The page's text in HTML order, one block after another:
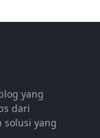
yang
dari
solusi yang